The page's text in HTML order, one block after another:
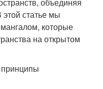
этой статье мы
которые
на открытом